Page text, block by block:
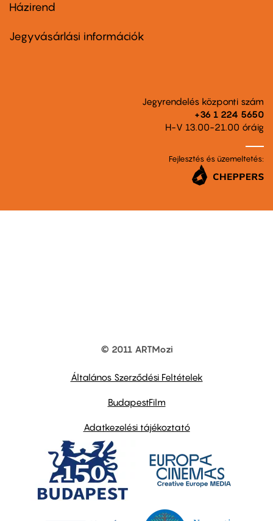
Footer
second
Házirend
Jegyvásárlási információk
Jegyrendelés központi szám
+36 1 224 5650
H-V 13.00-21.00 óráig
Fejlesztés és üzemeltetés:
© 2011 ARTMozi
Általános Szerződési Feltételek
BudapestFilm
Adatkezelési tájékoztató